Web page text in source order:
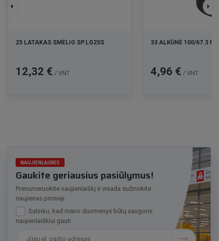
25 LATAKAS SMĖLIO SP.LG25S
Kaina
12,32 € / VNT
33 ALKŪNĖ 100/67.3
Kaina
4,96 € / VNT
NAUJIENLAIŠKIS
Gaukite geriausius pasiūlymus!
Prenumeruokite naujienlaiškį ir visada sužinokite
naujienas pirmieji.
Sutinku, kad mano duomenys būtų saugomi
naujienlaiškiui gauti